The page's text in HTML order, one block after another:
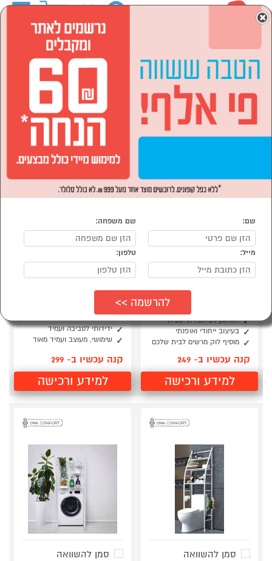
מעמדי אחסון לאמבט/מטבח
מעמדי אחסון לאמבט/מטבח
נמצאו 5 מוצרי מעמדי אחסון לאמבט/מטבח
מיון: הפופולרים ביותר
סמן להשוואה
לאחסון רב תכליתי בבית
בעיצוב ייחודי ואופנתי
מוסיף לוק מרשים לבית שלכם
קנה עכשיו ב- 249
למידע ורכישה
סמן להשוואה
ידידותי לסביבה ועמיד
שימושי, מעוצב ועמיד מאוד
קנה עכשיו ב- 299
למידע ורכישה
סמן להשוואה
סמן להשוואה
×
שם: שם משפחה:
מייל: טלפון: